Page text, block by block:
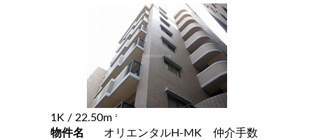
1K / 22.50m 2
物件名
オリエンタルH-MK 仲介手数